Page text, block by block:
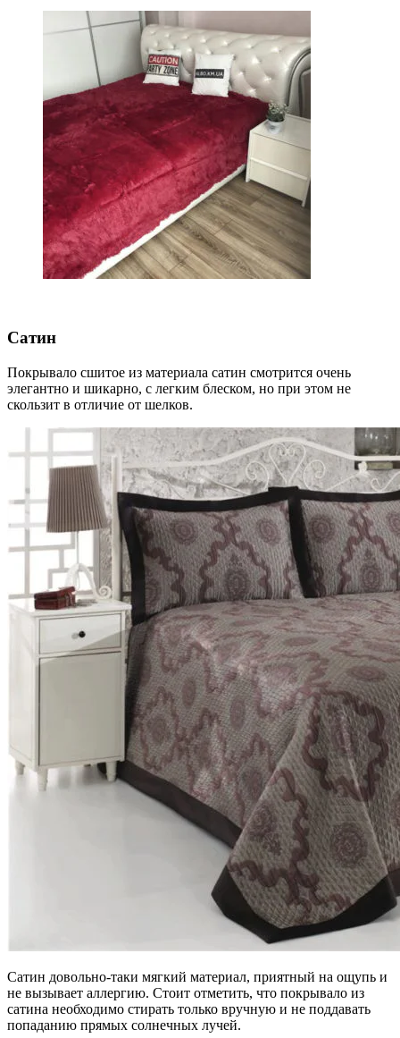
Сатин
Покрывало сшитое из материала сатин смотрится очень
элегантно и шикарно, с легким блеском, но при этом не
скользит в отличие от шелков.
Сатин довольно-таки мягкий материал, приятный на ощупь и
не вызывает аллергию. Стоит отметить, что покрывало из
сатина необходимо стирать только вручную и не поддавать
попаданию прямых солнечных лучей.